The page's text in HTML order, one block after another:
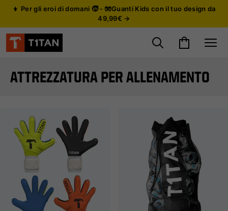
👦 Per gli eroi di domani 🧒 - 🧤Guanti Kids con il tuo design da
49,99€ →
Cerca prodotti
CarrelloSite
ATTREZZATURA PER ALLENAMENTO